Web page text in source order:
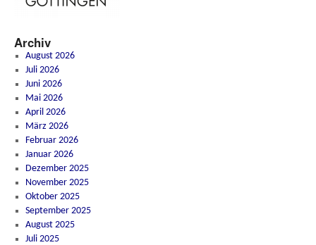
Archiv
August 2026
Juli 2026
Juni 2026
Mai 2026
April 2026
März 2026
Februar 2026
Januar 2026
Dezember 2025
November 2025
Oktober 2025
September 2025
August 2025
Juli 2025